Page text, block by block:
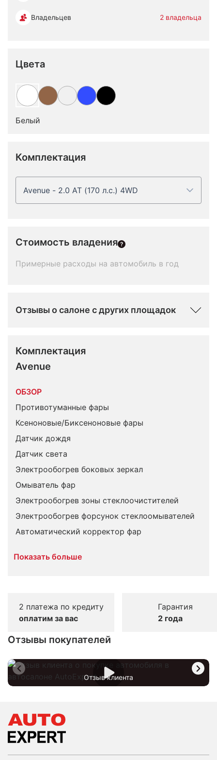
Владельцев 2 владельца
Цвета
Белый
Комплектация
Avenue - 2.0 AT (170 л.с.) 4WD
Стоимость владения
Примерные расходы на автомобиль в год
Отзывы о салоне с других площадок
Комплектация
Avenue
ОБЗОР
Противотуманные фары
Ксеноновые/Биксеноновые фары
Датчик дождя
Датчик света
Электрообогрев боковых зеркал
Омыватель фар
Электрообогрев зоны стеклоочистителей
Электрообогрев форсунок стеклоомывателей
Автоматический корректор фар
Показать больше
2 платежа по кредиту
оплатим за вас
Гарантия
2 года
Отзывы покупателей
Отзыв клиента